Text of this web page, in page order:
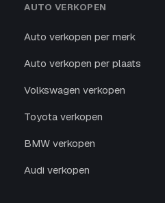
AUTO VERKOPEN
Auto verkopen per merk
Auto verkopen per plaats
Volkswagen verkopen
Toyota verkopen
BMW verkopen
Audi verkopen